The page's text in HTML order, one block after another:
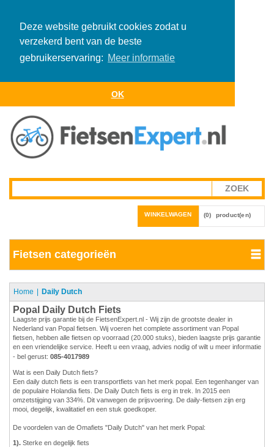
Deze website gebruikt cookies zodat u
verzekerd bent van de beste
gebruikerservaring: Meer informatie
OK
WINKELWAGEN (0) product(en)
Fietsen categorieën
Home Daily Dutch
Popal Daily Dutch Fiets
Laagste prijs garantie bij de FietsenExpert.nl - Wij zijn de grootste dealer in
Nederland van Popal fietsen. Wij voeren het complete assortiment van Popal
fietsen, hebben alle fietsen op voorraad (20.000 stuks), bieden laagste prijs garantie
en een vriendelijke service. Heeft u een vraag, advies nodig of wilt u meer informatie
- bel gerust: 085-4017989
Wat is een Daily Dutch fiets?
Een daily dutch fiets is een transportfiets van het merk popal. Een tegenhanger van
de populaire Holandia fiets. De Daily Dutch fiets is erg in trek. In 2015 een
omzetstijging van 334%. Dit vanwegen de prijsvoering. De daily-fietsen zijn erg
mooi, degelijk, kwalitatief en een stuk goedkoper.
De voordelen van de Omafiets "Daily Dutch" van het merk Popal:
1). Sterke en degelijk fiets